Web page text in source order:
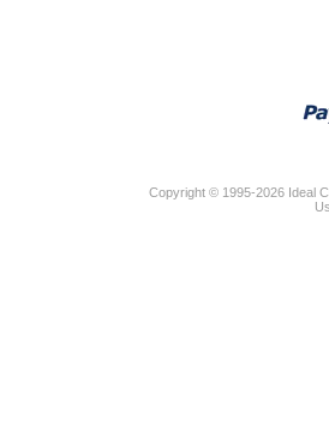
Copyright © 1995-2026 Ideal